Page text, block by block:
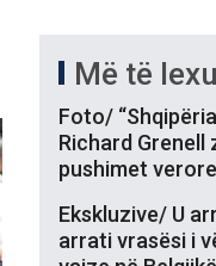
Më të
Foto/
Richard Grenell
pushimet verore
Ekskluzive/ U
arrati vrasësi i